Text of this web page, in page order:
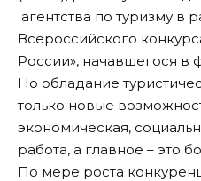
агентства по туризму в
Всероссийского
России», начавшегося в
Но обладание
только новые
экономическая,
работа, а главное – это
По мере роста